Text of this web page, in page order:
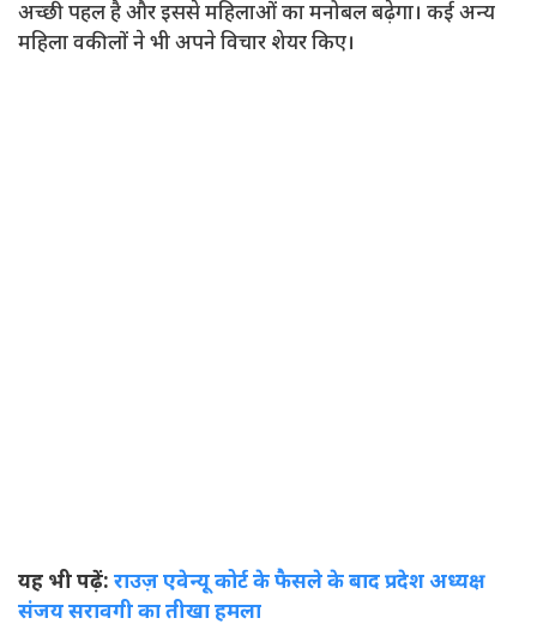
अच्छी पहल है और इससे महिलाओं का मनोबल बढ़ेगा। कई अन्य
महिला वकीलों ने भी अपने विचार शेयर किए।
यह भी पढ़ें: राउज़ एवेन्यू कोर्ट के फैसले के बाद प्रदेश अध्यक्ष
संजय सरावगी का तीखा हमला